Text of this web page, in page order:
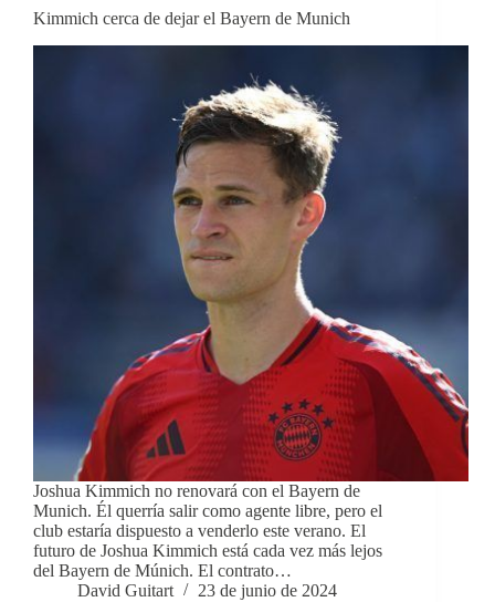
Kimmich cerca de dejar el Bayern de Munich
Joshua Kimmich no renovará con el Bayern de
Munich. Él querría salir como agente libre, pero el
club estaría dispuesto a venderlo este verano. El
futuro de Joshua Kimmich está cada vez más lejos
del Bayern de Múnich. El contrato…
David Guitart
23 de junio de 2024